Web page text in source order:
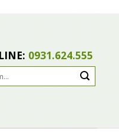
0931.624.555